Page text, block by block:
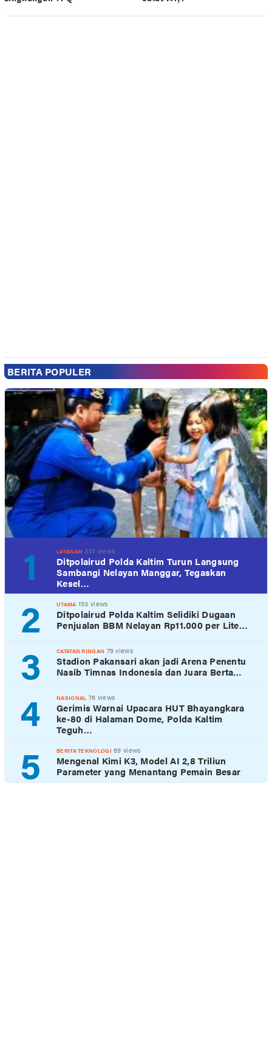
BERITA POPULER
1 LAYANAN 337 views
Ditpolairud Polda Kaltim Turun Langsung
Sambangi Nelayan Manggar, Tegaskan
Kesel…
2 UTAMA 153 views
Ditpolairud Polda Kaltim Selidiki Dugaan
Penjualan BBM Nelayan Rp11.000 per Lite…
3 CATATAN RINGAN 79 views
Stadion Pakansari akan jadi Arena Penentu
Nasib Timnas Indonesia dan Juara Berta…
4 NASIONAL 76 views
Gerimis Warnai Upacara HUT Bhayangkara
ke-80 di Halaman Dome, Polda Kaltim
Teguh…
5 BERITA TEKNOLOGI 69 views
Mengenal Kimi K3, Model AI 2,8 Triliun
Parameter yang Menantang Pemain Besar